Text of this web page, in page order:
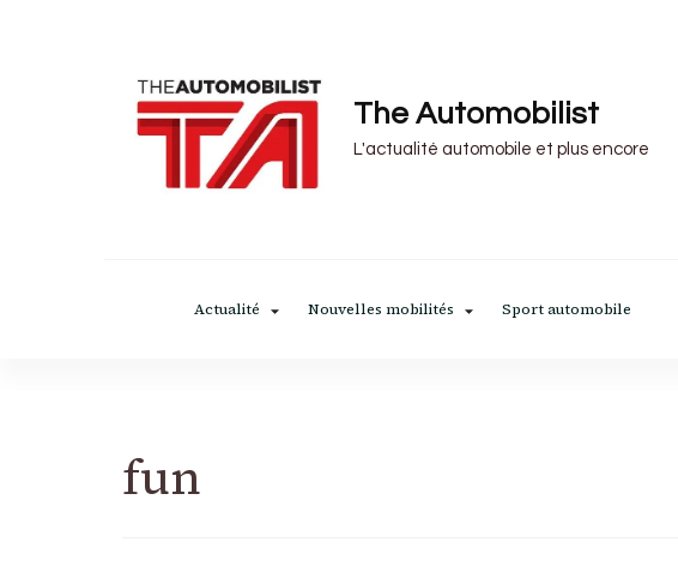
The Automobilist
L'actualité automobile et plus encore
Actualité Nouvelles mobilités Sport automobile
fun